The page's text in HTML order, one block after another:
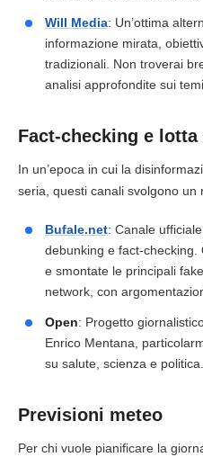
Will Media: Un’ottima
informazione mirata,
tradizionali. Non troverai
analisi approfondite sui
Fact-checking e
In un’epoca in cui la
seria, questi canali svolgono un
Bufale.net: Canale
debunking e fact-
e smontate le principali
network, con
Open: Progetto
Enrico Mentana,
su salute, scienza e politica.
Previsioni meteo
Per chi vuole pianificare la